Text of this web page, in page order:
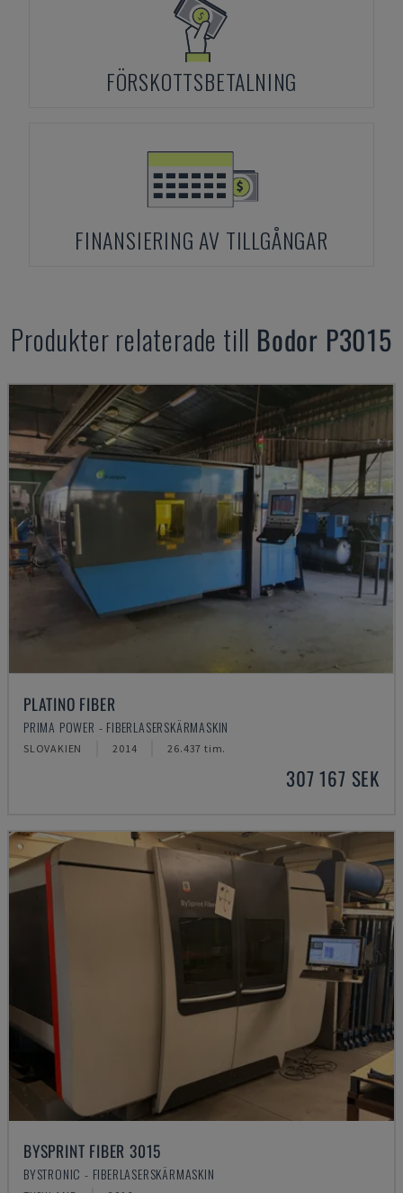
FÖRSKOTTSBETALNING
FINANSIERING AV TILLGÅNGAR
Produkter relaterade till Bodor P3015
PLATINO FIBER
PRIMA POWER - FIBERLASERSKÄRMASKIN
SLOVAKIEN 2014 26.437 tim.
307 167 SEK
BYSPRINT FIBER 3015
BYSTRONIC - FIBERLASERSKÄRMASKIN